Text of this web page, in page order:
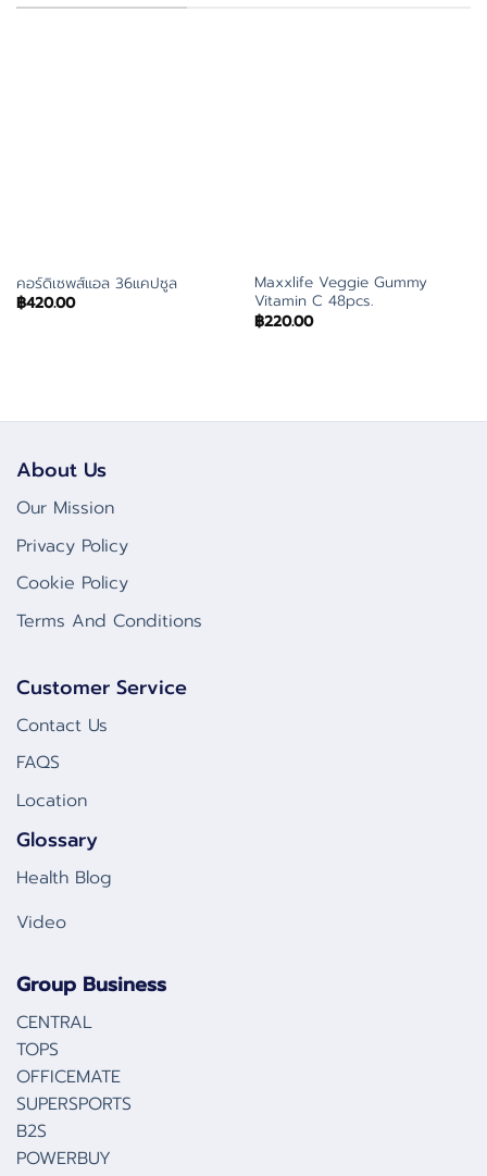
คอร์ดิเซพส์แอล 36แคปซูล
฿420.00
Maxxlife Veggie Gummy
Vitamin C 48pcs.
฿220.00
About Us
Our Mission
Privacy Policy
Cookie Policy
Terms And Conditions
Customer Service
Contact Us
FAQS
Location
Glossary
Health Blog
Video
Group Business
CENTRAL
TOPS
OFFICEMATE
SUPERSPORTS
B2S
POWERBUY